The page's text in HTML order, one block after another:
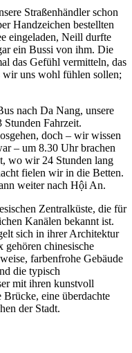
Straßenhändler schon
Handzeichen bestellten
eingeladen, Neill durfte
ein Bussi von ihm. Die
das Gefühl vermitteln, das
uns wohl fühlen sollen;
nach Da Nang, unsere
Stunden Fahrzeit.
doch – wir wissen
– um 8.30 Uhr brachen
wo wir 24 Stunden lang
fielen wir in die Betten.
weiter nach Hội An.
Zentralküste, die für
Kanälen bekannt ist.
sich in ihrer Architektur
chinesische
farbenfrohe Gebäude
die typisch
mit ihren kunstvoll
Brücke, eine überdachte
der Stadt.